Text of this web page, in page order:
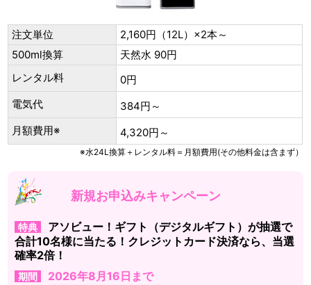
注文単位
2,160円（12L）×2本～
500ml換算
天然水 90円
レンタル料
0円
電気代
384円～
月額費用※
4,320円～
※水24L換算＋レンタル料＝月額費用(その他料金は含まず）
新規お申込みキャンペーン
特典
アソビュー！ギフト（デジタルギフト）が抽選で
合計10名様に当たる！クレジットカード決済なら、当選
確率2倍！
期間 2026年8月16日まで